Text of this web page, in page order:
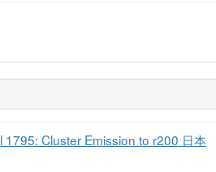
Cluster Emission to r200 日本